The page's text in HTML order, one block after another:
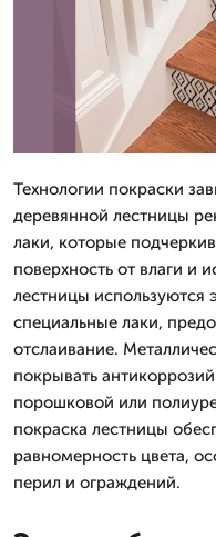
Технологии покраски
деревянной лестницы
лаки, которые
поверхность от влаги и
лестницы используются
специальные лаки,
отслаивание.
покрывать
порошковой или
покраска лестницы
равномерность цвета,
перил и ограждений.